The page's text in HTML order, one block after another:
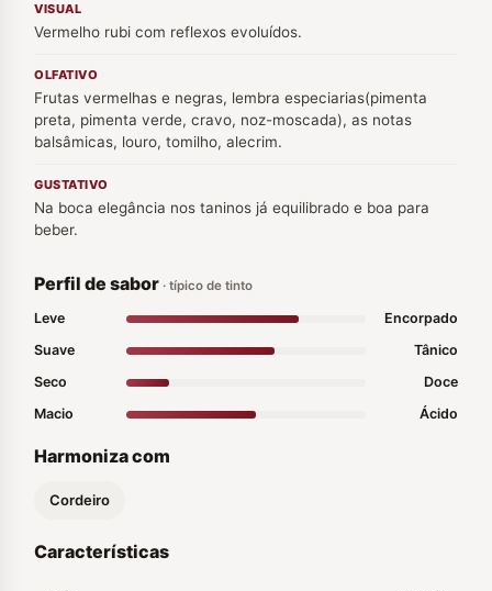
VISUAL
Vermelho rubi com reflexos evoluídos.
OLFATIVO
Frutas vermelhas e negras, lembra especiarias(pimenta
preta, pimenta verde, cravo, noz-moscada), as notas
balsâmicas, louro, tomilho, alecrim.
GUSTATIVO
Na boca elegância nos taninos já equilibrado e boa para
beber.
Perfil de sabor · típico de tinto
Leve
Encorpado
Suave
Tânico
Seco
Doce
Macio
Ácido
Harmoniza com
Cordeiro
Características